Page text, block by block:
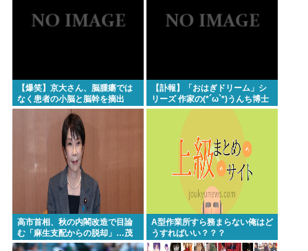
【爆笑】京大さん、脳腫瘍では
なく患者の小脳と脳幹を摘出
（運動と自発呼吸を司る部
位）。患者は生き地獄に
【訃報】「おはぎドリーム」シ
リーズ 作家の(*´ω`*)うんち博士
さん死去 64歳
高市首相、秋の内閣改造で目論
む「麻生支配からの脱却」…茂
木敏充氏も小林鷹之氏もクビ
A型作業所すら務まらない俺はど
うすればいい？？？